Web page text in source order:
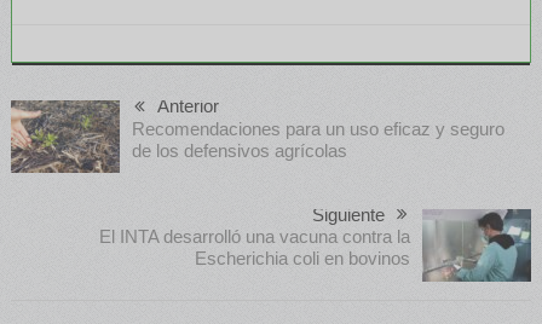
Anterior
Recomendaciones para un uso eficaz y seguro
de los defensivos agrícolas
Siguiente
El INTA desarrolló una vacuna contra la
Escherichia coli en bovinos